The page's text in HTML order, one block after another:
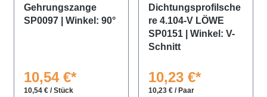
Gehrungszange
SP0097 | Winkel: 90°
10,54 €*
10,54 € / Stück
Dichtungsprofilsche
re 4.104-V LÖWE
SP0151 | Winkel: V-
Schnitt
10,23 €*
10,23 € / Paar